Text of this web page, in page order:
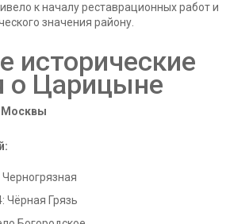
к началу реставрационных работ и
значения району.
исторические
о Царицыне
Москвы
Чёрная Грязь